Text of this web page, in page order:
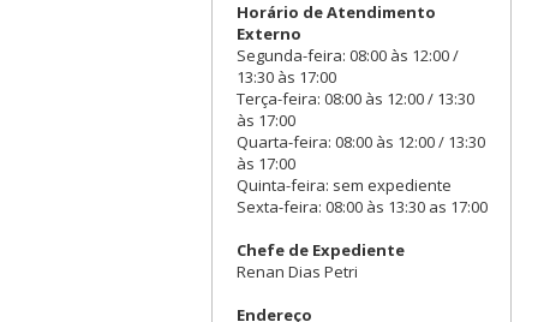
Horário de Atendimento
Externo
Segunda-feira: 08:00 às 12:00 /
13:30 às 17:00
Terça-feira: 08:00 às 12:00 / 13:30
às 17:00
Quarta-feira: 08:00 às 12:00 / 13:30
às 17:00
Quinta-feira: sem expediente
Sexta-feira: 08:00 às 13:30 as 17:00
Chefe de Expediente
Renan Dias Petri
Endereço